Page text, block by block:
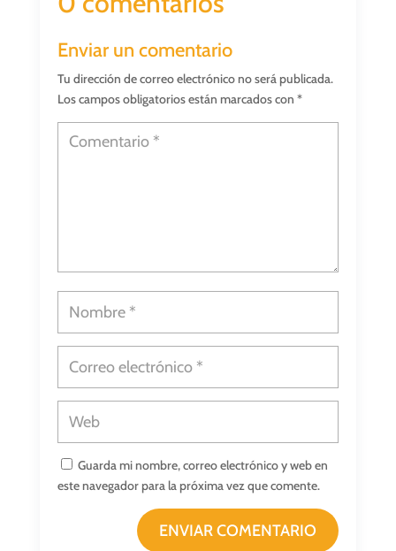
Enviar un comentario
Tu dirección de correo electrónico no será publicada.
Los campos obligatorios están marcados con *
Guarda mi nombre, correo electrónico y web en
este navegador para la próxima vez que comente.
ENVIAR COMENTARIO